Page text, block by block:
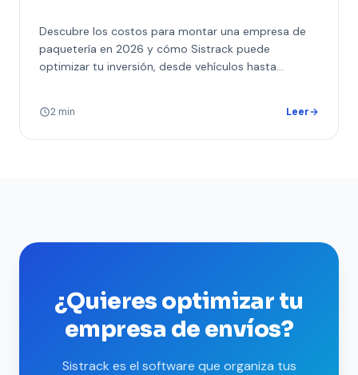
Descubre los costos para montar una empresa de
paquetería en 2026 y cómo Sistrack puede
optimizar tu inversión, desde vehículos hasta
2 min Leer→
¿Quieres optimizar tu
empresa de envíos?
Sistrack es el software que organiza tus